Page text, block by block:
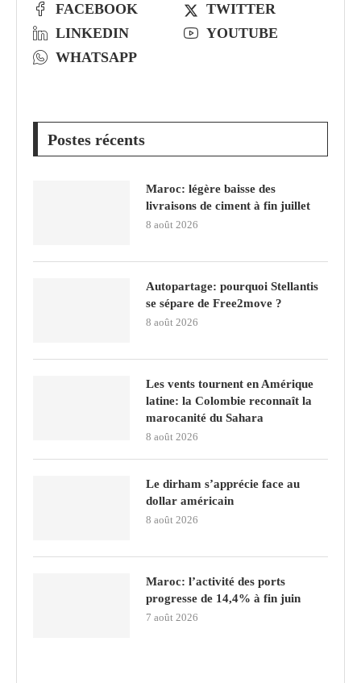
FACEBOOK
TWITTER
LINKEDIN
YOUTUBE
WHATSAPP
Postes récents
Maroc: légère baisse des
livraisons de ciment à fin juillet
8 août 2026
Autopartage: pourquoi Stellantis
se sépare de Free2move ?
8 août 2026
Les vents tournent en Amérique
latine: la Colombie reconnaît la
marocanité du Sahara
8 août 2026
Le dirham s’apprécie face au
dollar américain
8 août 2026
Maroc: l’activité des ports
progresse de 14,4% à fin juin
7 août 2026